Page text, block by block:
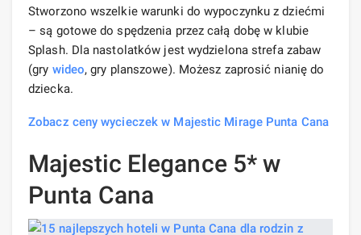
Stworzono wszelkie warunki do wypoczynku z dziećmi
– są gotowe do spędzenia przez całą dobę w klubie
Splash. Dla nastolatków jest wydzielona strefa zabaw
(gry wideo, gry planszowe). Możesz zaprosić nianię do
dziecka.
Zobacz ceny wycieczek w Majestic Mirage Punta Cana
Majestic Elegance 5* w
Punta Cana